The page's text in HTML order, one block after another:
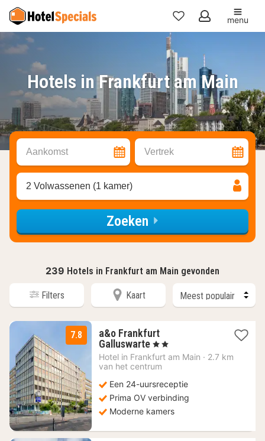
Mijn
favorieten
menu
Hotels in Frankfurt am Main
Aankomst Vertrek
2 Volwassenen (1 kamer)
Zoeken
239 Hotels in Frankfurt am Main gevonden
Filters Kaart
7.8
a&o Frankfurt
Galluswarte 2
nachten
vanaf
€
, 2 Sterren
Hotel in Frankfurt am Main · 2.7 km
van het centrum
Een 24-uursreceptie
Prima OV verbinding
Moderne kamers